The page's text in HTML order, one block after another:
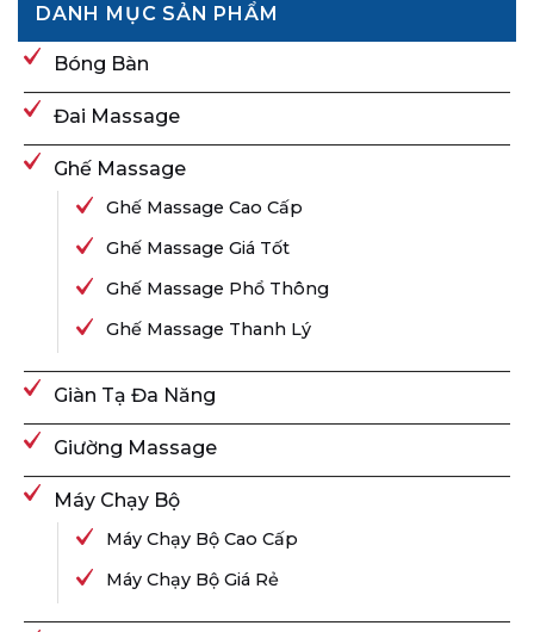
DANH MỤC SẢN PHẨM
Bóng Bàn
Đai Massage
Ghế Massage
Ghế Massage Cao Cấp
Ghế Massage Giá Tốt
Ghế Massage Phổ Thông
Ghế Massage Thanh Lý
Giàn Tạ Đa Năng
Giường Massage
Máy Chạy Bộ
Máy Chạy Bộ Cao Cấp
Máy Chạy Bộ Giá Rẻ